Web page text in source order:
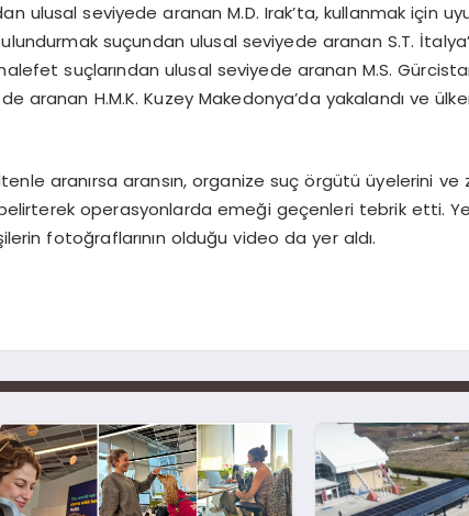
ulusal seviyede aranan M.D. Irak’ta, kullanmak için
suçundan ulusal seviyede aranan S.T.
suçlarından ulusal seviyede aranan M.S.
aranan H.M.K. Kuzey Makedonya’da yakalandı ve
aranırsa aransın, organize suç örgütü üyelerini ve
operasyonlarda emeği geçenleri tebrik etti.
fotoğraflarının olduğu video da yer aldı.